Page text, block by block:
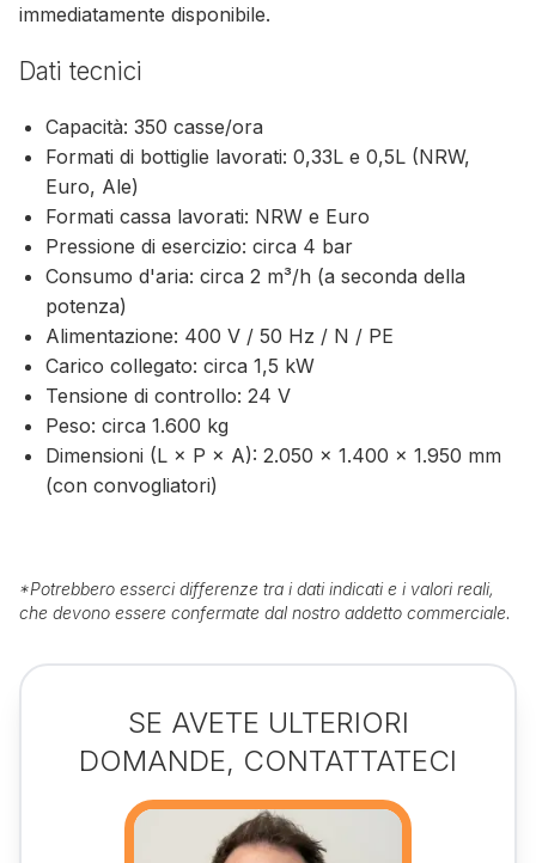
immediatamente disponibile.
Dati tecnici
Capacità: 350 casse/ora
Formati di bottiglie lavorati: 0,33L e 0,5L (NRW,
Euro, Ale)
Formati cassa lavorati: NRW e Euro
Pressione di esercizio: circa 4 bar
Consumo d'aria: circa 2 m³/h (a seconda della
potenza)
Alimentazione: 400 V / 50 Hz / N / PE
Carico collegato: circa 1,5 kW
Tensione di controllo: 24 V
Peso: circa 1.600 kg
Dimensioni (L × P × A): 2.050 × 1.400 × 1.950 mm
(con convogliatori)
*Potrebbero esserci differenze tra i dati indicati e i valori reali,
che devono essere confermate dal nostro addetto commerciale.
SE AVETE ULTERIORI
DOMANDE, CONTATTATECI